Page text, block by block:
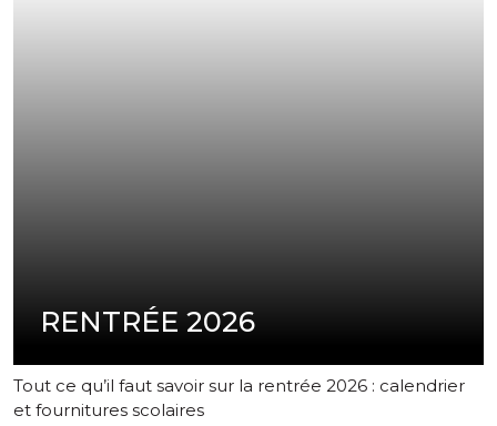
RENTRÉE 2026
Tout ce qu’il faut savoir sur la rentrée 2026 : calendrier
et fournitures scolaires